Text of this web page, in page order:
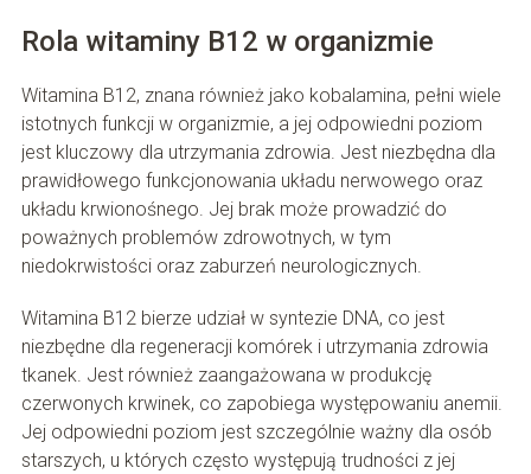
Rola witaminy B12 w organizmie
Witamina B12, znana również jako kobalamina, pełni wiele
istotnych funkcji w organizmie, a jej odpowiedni poziom
jest kluczowy dla utrzymania zdrowia. Jest niezbędna dla
prawidłowego funkcjonowania układu nerwowego oraz
układu krwionośnego. Jej brak może prowadzić do
poważnych problemów zdrowotnych, w tym
niedokrwistości oraz zaburzeń neurologicznych.
Witamina B12 bierze udział w syntezie DNA, co jest
niezbędne dla regeneracji komórek i utrzymania zdrowia
tkanek. Jest również zaangażowana w produkcję
czerwonych krwinek, co zapobiega występowaniu anemii.
Jej odpowiedni poziom jest szczególnie ważny dla osób
starszych, u których często występują trudności z jej